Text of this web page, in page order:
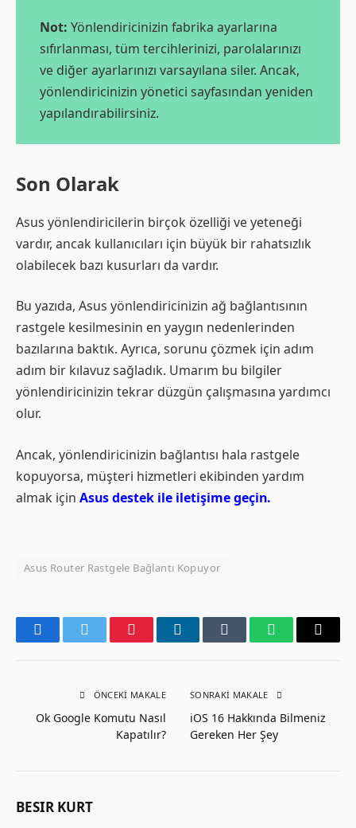
Not: Yönlendiricinizin fabrika ayarlarına
sıfırlanması, tüm tercihlerinizi, parolalarınızı
ve diğer ayarlarınızı varsayılana siler. Ancak,
yönlendiricinizin yönetici sayfasından yeniden
yapılandırabilirsiniz.
Son Olarak
Asus yönlendiricilerin birçok özelliği ve yeteneği
vardır, ancak kullanıcıları için büyük bir rahatsızlık
olabilecek bazı kusurları da vardır.
Bu yazıda, Asus yönlendiricinizin ağ bağlantısının
rastgele kesilmesinin en yaygın nedenlerinden
bazılarına baktık. Ayrıca, sorunu çözmek için adım
adım bir kılavuz sağladık. Umarım bu bilgiler
yönlendiricinizin tekrar düzgün çalışmasına yardımcı
olur.
Ancak, yönlendiricinizin bağlantısı hala rastgele
kopuyorsa, müşteri hizmetleri ekibinden yardım
almak için Asus destek ile iletişime geçin.
Asus Router Rastgele Bağlantı Kopuyor
FacebookTwitter PinterestLinkedInTumblr WhatsAppEmail
ÖNCEKI MAKALE
Ok Google Komutu Nasıl
Kapatılır?
SONRAKI MAKALE
iOS 16 Hakkında Bilmeniz
Gereken Her Şey
BESIR KURT